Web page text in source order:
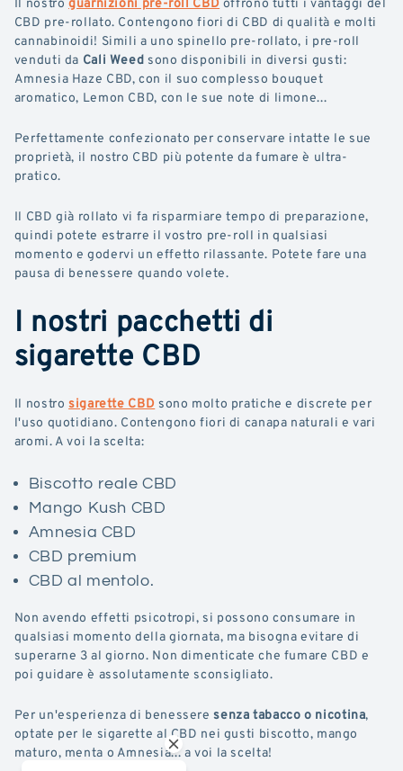
CBD pre-rollato. Contengono fiori di CBD di qualità e molti
cannabinoidi! Simili a uno spinello pre-rollato, i pre-roll
venduti da Cali Weedsono disponibili in diversi gusti:
Amnesia Haze CBD, con il suo complesso bouquet
aromatico, Lemon CBD, con le sue note di limone...
Perfettamente confezionato per conservare intatte le sue
proprietà, il nostro CBD più potente da fumare è ultra-
pratico.
Il CBD già rollato vi fa risparmiare tempo di preparazione,
quindi potete estrarre il vostro pre-roll in qualsiasi
momento e godervi un effetto rilassante. Potete fare una
pausa di benessere quando volete.
I nostri pacchetti di
sigarette CBD
Il nostrosigarette CBDsono molto pratiche e discrete per
l'uso quotidiano. Contengono fiori di canapa naturali e vari
aromi. A voi la scelta:
Biscotto reale CBD
Mango Kush CBD
Amnesia CBD
CBD premium
CBD al mentolo.
Non avendo effetti psicotropi, si possono consumare in
qualsiasi momento della giornata, ma bisogna evitare di
superarne 3 al giorno. Non dimenticate che fumare CBD e
poi guidare è assolutamente sconsigliato.
Per un'esperienza di benesseresenza tabacco o nicotina,
optate per le sigarette al CBD nei gusti biscotto, mango
maturo, menta o Amnesia... a voi la scelta!